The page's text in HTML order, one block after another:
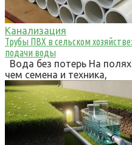
Канализация
Трубы ПВХ в сельском
подачи воды
Вода без потерь На
чем семена и техника,